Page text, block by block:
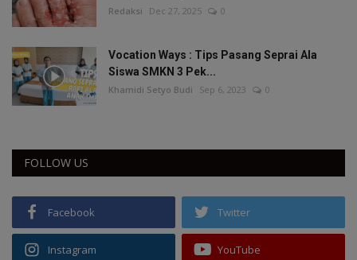
Redaksi Dec 27, 2025 0
Vocation Ways : Tips Pasang Seprai Ala
Siswa SMKN 3 Pek...
Khamidi Setyo Budi Sep 6, 2023 0
FOLLOW US
Facebook Twitter
Instagram YouTube